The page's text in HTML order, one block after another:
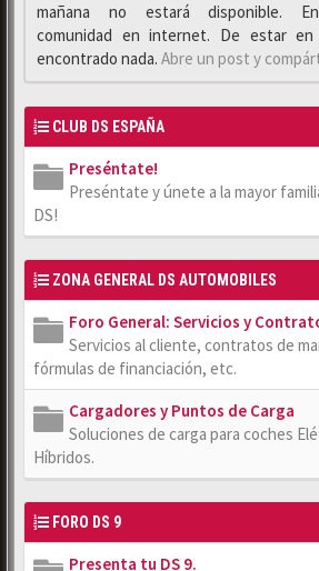
mañana no estará disponible.
comunidad en internet. De estar en
encontrado nada. Abre un post y
CLUB DS ESPAÑA
Preséntate!
Preséntate y únete a la mayor
DS!
ZONA GENERAL DS AUTOMOBILES
Foro General: Servicios y
Servicios al cliente, contratos de
fórmulas de financiación, etc.
Cargadores y Puntos de Carga
Soluciones de carga para coches
Híbridos.
FORO DS 9
Presenta tu DS 9.